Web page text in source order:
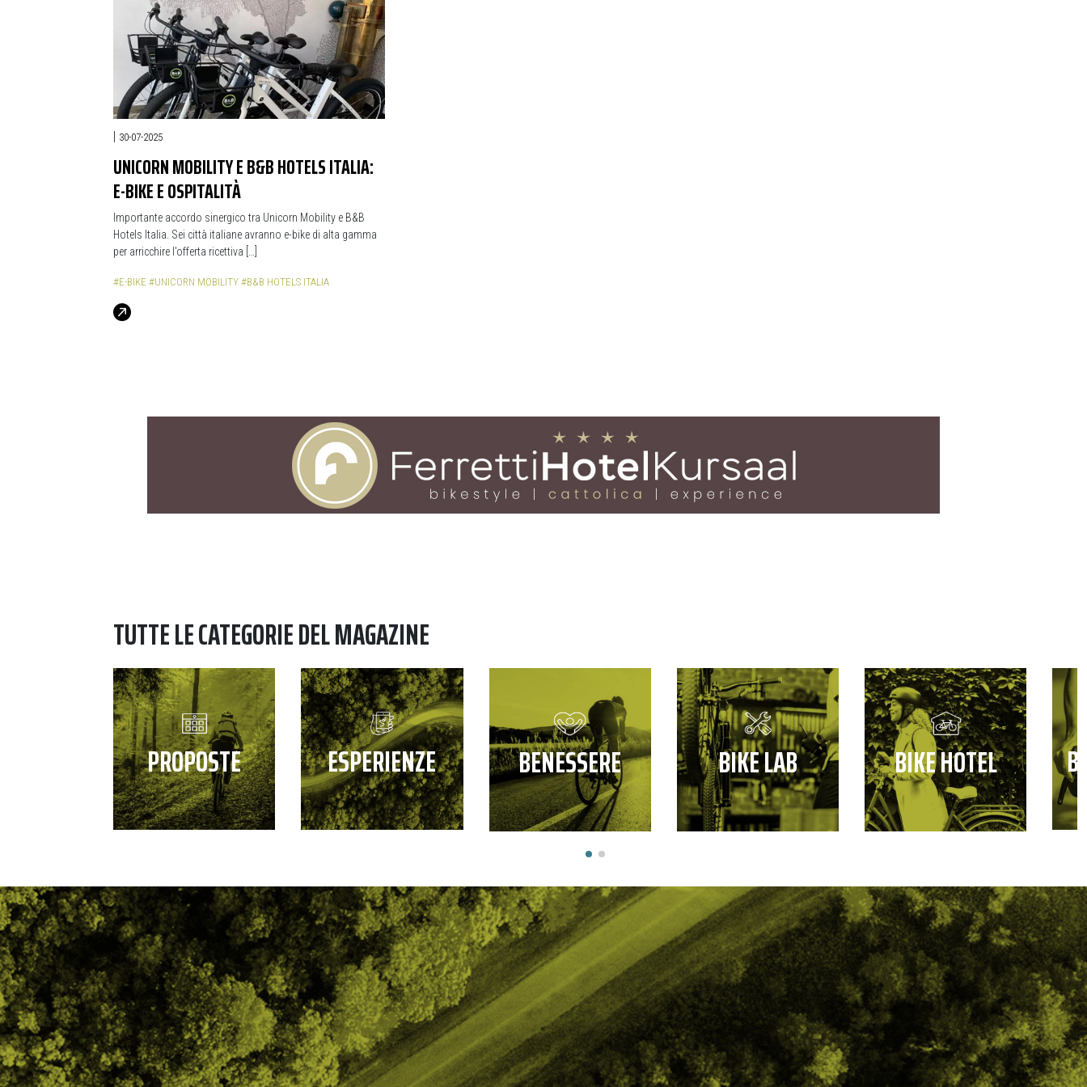
| 30-07-2025
UNICORN MOBILITY E B&B HOTELS ITALIA:
E-BIKE E OSPITALITÀ
Importante accordo sinergico tra Unicorn Mobility e B&B
Hotels Italia. Sei città italiane avranno e-bike di alta gamma
per arricchire l’offerta ricettiva […]
#E-BIKE #UNICORN MOBILITY #B&B HOTELS ITALIA
TUTTE LE CATEGORIE DEL MAGAZINE
PROPOSTE ESPERIENZE BENESSERE BIKE LAB BIKE HOTEL